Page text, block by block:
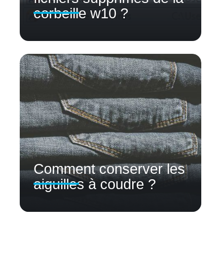
corbeille w10 ?
Comment conserver les
aiguilles à coudre ?